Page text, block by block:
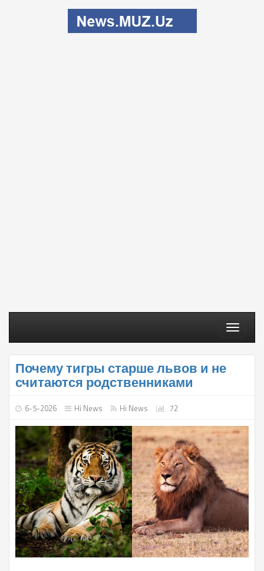
Toggle
Почему тигры старше львов и не
считаются родственниками
6-5-2026 Hi News Hi News 72